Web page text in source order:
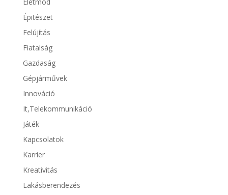
Épitészet
Felújítás
Fiatalság
Gazdaság
Gépjárművek
Innováció
It,Telekommunikáció
Játék
Kapcsolatok
Karrier
Kreativitás
Lakásberendezés